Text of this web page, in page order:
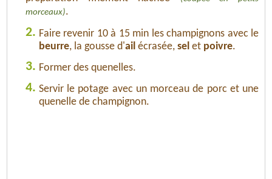
morceaux).
2. Faire revenir 10 à 15 min les champignons avec le
beurre, la gousse d'ail écrasée, sel et poivre.
3. Former des quenelles.
4. Servir le potage avec un morceau de porc et une
quenelle de champignon.